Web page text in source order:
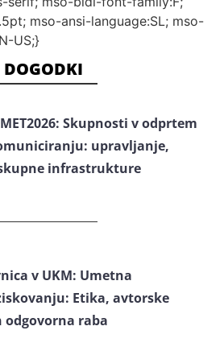
mso-ansi-language:SL; mso-
US;}
DOGODKI
Skupnosti v odprtem
upravljanje,
infrastrukture
v UKM: Umetna
Etika, avtorske
odgovorna raba